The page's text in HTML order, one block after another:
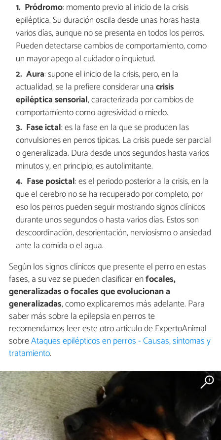
Pródromo: momento previo al inicio de la crisis
epiléptica. Su duración oscila desde unas horas hasta
varios días, aunque no se presenta en todos los perros.
Pueden detectarse cambios de comportamiento, como
un mayor apego al cuidador o inquietud.
Aura: supone el inicio de la crisis, pero, en la
actualidad, se la prefiere considerar unacrisis
epiléptica sensorial, caracterizada por cambios de
comportamiento como agresividad o miedo.
Fase ictal: es la fase en la que se producen las
convulsiones en perros típicas. La crisis puede ser parcial
o generalizada. Dura desde unos segundos hasta varios
minutos y, en principio, es autolimitante.
Fase posictal: es el periodo posterior a la crisis, en la
que el cerebro no se ha recuperado por completo, por
eso los perros pueden seguir mostrando signos clínicos
durante unos segundos o hasta varios días. Estos son
descoordinación, desorientación, nerviosismo o ansiedad
ante la comida o el agua.
Según los signos clínicos que presente el perro en estas
fases, a su vez se pueden clasificar enfocales,
generalizadas o focales que evolucionan a
generalizadas, como explicaremos más adelante. Para
saber más sobre la epilepsia en perros te
recomendamos leer este otro artículo de ExpertoAnimal
sobreAtaques epilépticos en perros - Causas, síntomas y
tratamiento.